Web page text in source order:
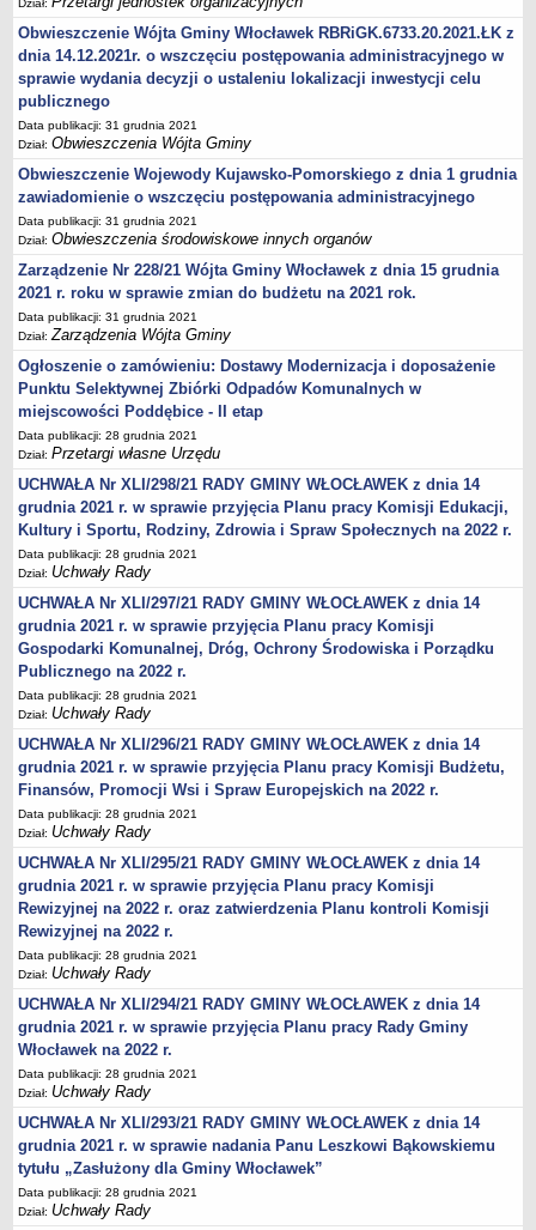
Dział:
Obwieszczenie Wójta Gminy Włocławek RBRiGK.6733.20.2021.ŁK z
dnia 14.12.2021r. o wszczęciu postępowania administracyjnego w
sprawie wydania decyzji o ustaleniu lokalizacji inwestycji celu
publicznego
Data publikacji: 31 grudnia 2021
Dział:Obwieszczenia Wójta Gminy
Obwieszczenie Wojewody Kujawsko-Pomorskiego z dnia 1 grudnia
zawiadomienie o wszczęciu postępowania administracyjnego
Data publikacji: 31 grudnia 2021
Dział:Obwieszczenia środowiskowe innych organów
Zarządzenie Nr 228/21 Wójta Gminy Włocławek z dnia 15 grudnia
2021 r. roku w sprawie zmian do budżetu na 2021 rok.
Data publikacji: 31 grudnia 2021
Dział:Zarządzenia Wójta Gminy
Ogłoszenie o zamówieniu: Dostawy Modernizacja i doposażenie
Punktu Selektywnej Zbiórki Odpadów Komunalnych w
miejscowości Poddębice - II etap
Data publikacji: 28 grudnia 2021
Dział:Przetargi własne Urzędu
UCHWAŁA Nr XLI/298/21 RADY GMINY WŁOCŁAWEK z dnia 14
grudnia 2021 r. w sprawie przyjęcia Planu pracy Komisji Edukacji,
Kultury i Sportu, Rodziny, Zdrowia i Spraw Społecznych na 2022 r.
Data publikacji: 28 grudnia 2021
Dział: Uchwały Rady
UCHWAŁA Nr XLI/297/21 RADY GMINY WŁOCŁAWEK z dnia 14
grudnia 2021 r. w sprawie przyjęcia Planu pracy Komisji
Gospodarki Komunalnej, Dróg, Ochrony Środowiska i Porządku
Publicznego na 2022 r.
Data publikacji: 28 grudnia 2021
Dział: Uchwały Rady
UCHWAŁA Nr XLI/296/21 RADY GMINY WŁOCŁAWEK z dnia 14
grudnia 2021 r. w sprawie przyjęcia Planu pracy Komisji Budżetu,
Finansów, Promocji Wsi i Spraw Europejskich na 2022 r.
Data publikacji: 28 grudnia 2021
Dział: Uchwały Rady
UCHWAŁA Nr XLI/295/21 RADY GMINY WŁOCŁAWEK z dnia 14
grudnia 2021 r. w sprawie przyjęcia Planu pracy Komisji
Rewizyjnej na 2022 r. oraz zatwierdzenia Planu kontroli Komisji
Rewizyjnej na 2022 r.
Data publikacji: 28 grudnia 2021
Dział: Uchwały Rady
UCHWAŁA Nr XLI/294/21 RADY GMINY WŁOCŁAWEK z dnia 14
grudnia 2021 r. w sprawie przyjęcia Planu pracy Rady Gminy
Włocławek na 2022 r.
Data publikacji: 28 grudnia 2021
Dział: Uchwały Rady
UCHWAŁA Nr XLI/293/21 RADY GMINY WŁOCŁAWEK z dnia 14
grudnia 2021 r. w sprawie nadania Panu Leszkowi Bąkowskiemu
tytułu „Zasłużony dla Gminy Włocławek”
Data publikacji: 28 grudnia 2021
Dział: Uchwały Rady